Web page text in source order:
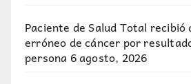
Paciente de Salud Total recibió
erróneo de cáncer por
persona6 agosto, 2026